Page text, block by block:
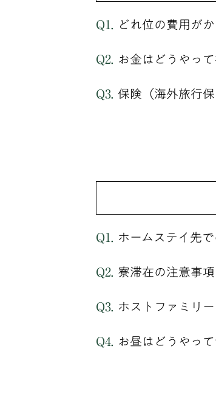
どれ位の費用が
お金はどうやっ
保険（海外旅行
ホームステイ先
寮滞在の注意事
ホストファミリ
お昼はどうやっ